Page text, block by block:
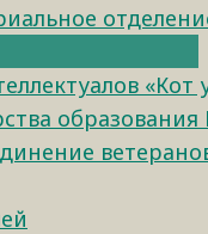
«Кот
образования